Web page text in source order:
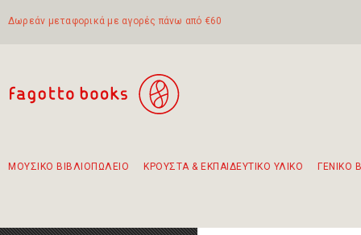
Δωρεάν μεταφορικά με αγορές πάνω από €60
ΜΟΥΣΙΚΟ ΒΙΒΛΙΟΠΩΛΕΙΟ ΚΡΟΥΣΤΑ & ΕΚΠΑΙΔΕΥΤΙΚΟ ΥΛΙΚΟ ΓΕΝΙΚΟ